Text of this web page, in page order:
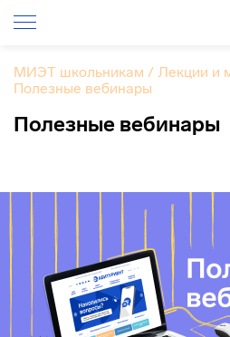
МИЭТ школьникам / Лекции и
Полезные вебинары
Полезные вебинары